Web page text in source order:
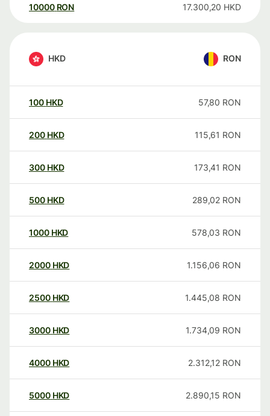
10000 RON 17.300,20 HKD
HKD RON
100 HKD 57,80 RON
200 HKD 115,61 RON
300 HKD 173,41 RON
500 HKD 289,02 RON
1000 HKD 578,03 RON
2000 HKD 1.156,06 RON
2500 HKD 1.445,08 RON
3000 HKD 1.734,09 RON
4000 HKD 2.312,12 RON
5000 HKD 2.890,15 RON